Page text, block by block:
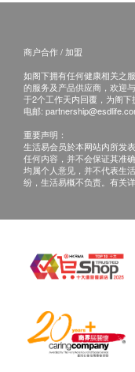
NMN(补充NAD+、
在解构NMN之前
新陈代谢、DNA修
疾病等研究领域
示出某些抗衰老
降。研究指出，
，帮助细胞补充
态。
電話: 9153
商户合作 / 加盟
如阁下拥有任何健康相关之
的服务及产品供应商，欢迎
于2个工作天内回覆，为阁下
电邮:
重要声明：
生活易会员於本网站内所发
任何内容，并不会保证其准
均属个人意见，并不代表生
纷，生活易概不负责。有关